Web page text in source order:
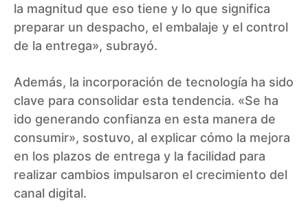
la magnitud que eso tiene y lo que significa
preparar un despacho, el embalaje y el control
de la entrega», subrayó.
Además, la incorporación de tecnología ha sido
clave para consolidar esta tendencia. «Se ha
ido generando confianza en esta manera de
consumir», sostuvo, al explicar cómo la mejora
en los plazos de entrega y la facilidad para
realizar cambios impulsaron el crecimiento del
canal digital.